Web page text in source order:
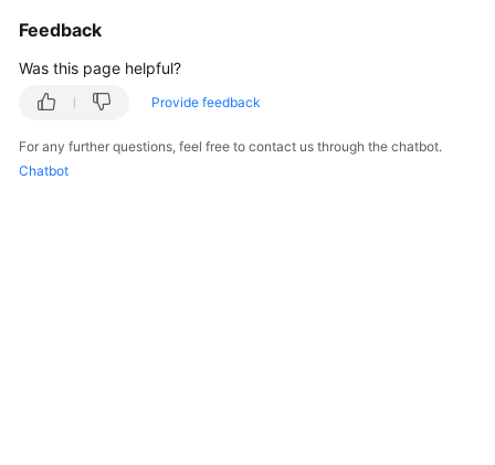
Kernels
User
Guide
Best
Practices
Feedback
Was this page helpful?
Provide feedback
For any further questions, feel free to contact us through the chatbot.
Chatbot